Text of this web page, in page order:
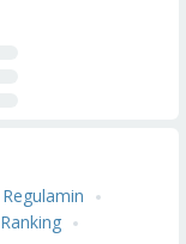
Regulamin
Ranking